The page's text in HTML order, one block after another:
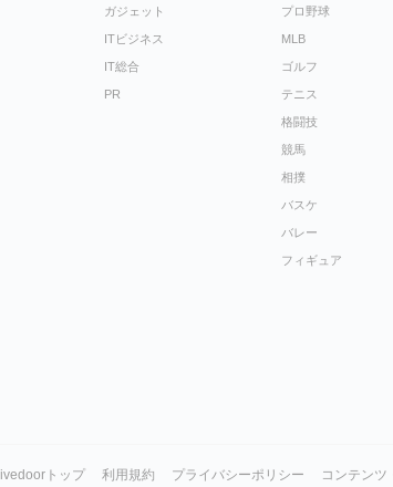
ガジェット
ITビジネス
IT総合
PR
プロ野球
MLB
ゴルフ
テニス
格闘技
競馬
相撲
バスケ
バレー
フィギュア
livedoorトップ 利用規約 プライバシーポリシー コンテンツ